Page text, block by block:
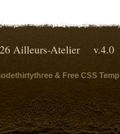
Ailleurs-Atelier
& Free CSS